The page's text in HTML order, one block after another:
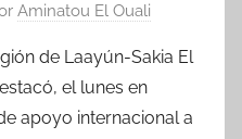
Aminatou El Ouali
de Laayún-Sakia El
el lunes en
apoyo internacional a